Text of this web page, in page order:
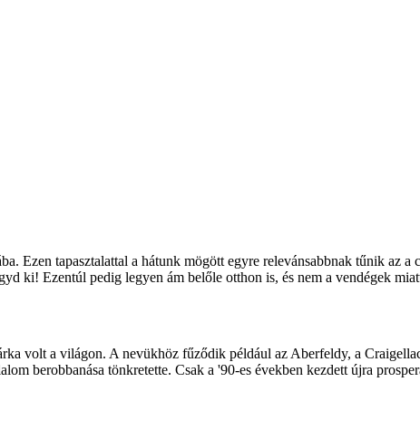
Ezen tapasztalattal a hátunk mögött egyre relevánsabbnak tűnik az a
ki! Ezentúl pedig legyen ám belőle otthon is, és nem a vendégek
volt a világon. A nevükhöz fűződik például az Aberfeldy, a
berobbanása tönkretette. Csak a '90-es években kezdett újra